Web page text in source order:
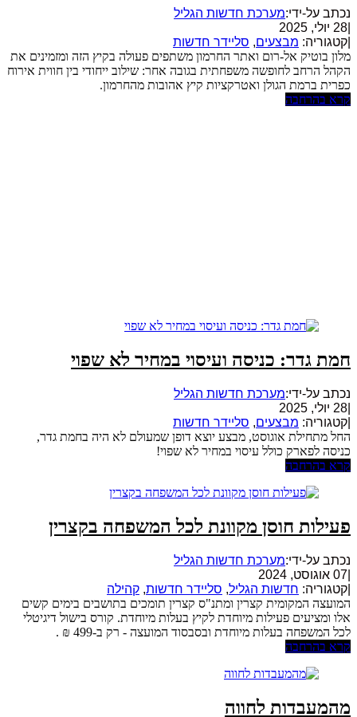
נכתב על-ידי:מערכת חדשות הגליל
28 יולי, 2025
קטגוריה: מבצעים, סליידר חדשות
מלון בוטיק אל-רום ואתר החרמון משתפים פעולה בקיץ הזה ומזמינים את
הקהל הרחב לחופשה משפחתית בגובה אחר: שילוב ייחודי בין חווית אירוח
כפרית ברמת הגולן ואטרקציות קיץ אהובות מהחרמון.
קרא בהרחבה
חמת גדר: כניסה ועיסוי במחיר לא שפוי
נכתב על-ידי:מערכת חדשות הגליל
28 יולי, 2025
קטגוריה: מבצעים, סליידר חדשות
החל מתחילת אוגוסט, מבצע יוצא דופן שמעולם לא היה בחמת גדר,
כניסה לפארק כולל עיסוי במחיר לא שפוי!
קרא בהרחבה
פעילות חוסן מקוונת לכל המשפחה בקצרין
נכתב על-ידי:מערכת חדשות הגליל
07 אוגוסט, 2024
קטגוריה: חדשות הגליל, סליידר חדשות, קהילה
המועצה המקומית קצרין ומתנ"ס קצרין תומכים בתושבים בימים קשים
אלו ומציעים פעילות מיוחדת לקיץ בעלות מיוחדת. קורס בישול דיגיטלי
לכל המשפחה בעלות מיוחדת ובסבסוד המועצה - רק ב-499 ₪ .
קרא בהרחבה
מהמעבדות לחווה